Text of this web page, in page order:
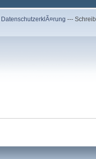
DatenschutzerklÃ¤rung ---